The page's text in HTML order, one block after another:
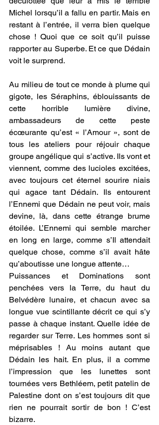
Michel lorsqu’il a fallu en partir. Mais en
restant à l’entrée, il verra bien quelque
chose ! Quoi que ce soit qu’il puisse
rapporter au Superbe. Et ce que Dédain
voit le surprend.
Au milieu de tout ce monde à plume qui
gigote, les Séraphins, éblouissants de
cette horrible lumière divine,
ambassadeurs de cette peste
écœurante qu’est « l’Amour », sont de
tous les ateliers pour réjouir chaque
groupe angélique qui s’active. Ils vont et
viennent, comme des lucioles excitées,
avec toujours cet éternel sourire niais
qui agace tant Dédain. Ils entourent
l’Ennemi que Dédain ne peut voir, mais
devine, là, dans cette étrange brume
étoilée. L’Ennemi qui semble marcher
en long en large, comme s’Il attendait
quelque chose, comme s’il avait hâte
qu’aboutisse une longue attente…
Puissances et Dominations sont
penchées vers la Terre, du haut du
Belvédère lunaire, et chacun avec sa
longue vue scintillante décrit ce qui s’y
passe à chaque instant. Quelle idée de
regarder sur Terre. Les hommes sont si
méprisables ! Au moins autant que
Dédain les hait. En plus, il a comme
l’impression que les lunettes sont
tournées vers Bethléem, petit patelin de
Palestine dont on s’est toujours dit que
rien ne pourrait sortir de bon ! C’est
bizarre.